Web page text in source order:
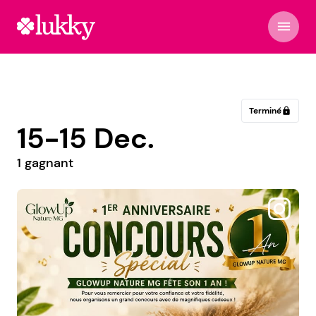
menu
Terminélock
15-15 Dec.
1 gagnant
@sosbeaute.kamille